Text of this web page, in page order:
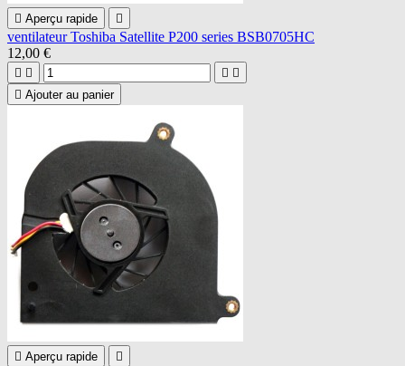
 Aperçu rapide 
ventilateur Toshiba Satellite P200 series BSB0705HC
12,00 €
   
 Ajouter au panier
 Aperçu rapide 